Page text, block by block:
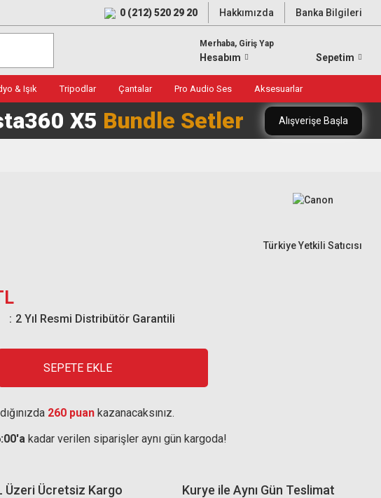
0 (212) 520 29 20 Hakkımızda Banka Bilgileri
Merhaba, Giriş Yap
Hesabım Sepetim
& Işık Tripodlar Çantalar Pro Audio Ses Aksesuarlar
X5 Bundle Setler Alışverişe Başla
Türkiye Yetkili Satıcısı
2 Yıl Resmi Distribütör Garantili
SEPETE EKLE
260 puan kazanacaksınız.
kadar verilen siparişler aynı gün kargoda!
Kurye ile Aynı Gün Teslimat
Üzeri Ücretsiz Kargo